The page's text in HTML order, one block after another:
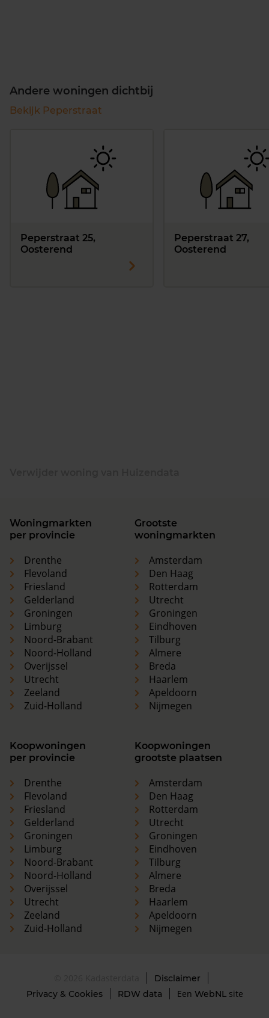
Andere woningen dichtbij
Bekijk Peperstraat
Peperstraat 25,
Oosterend
Peperstraat 27,
Oosterend
Woningmarkten
per provincie
Drenthe
Flevoland
Friesland
Gelderland
Groningen
Limburg
Noord-Brabant
Noord-Holland
Overijssel
Utrecht
Zeeland
Zuid-Holland
Grootste
woningmarkten
Amsterdam
Den Haag
Rotterdam
Utrecht
Groningen
Eindhoven
Tilburg
Almere
Breda
Haarlem
Apeldoorn
Nijmegen
Koopwoningen
per provincie
Drenthe
Flevoland
Friesland
Gelderland
Groningen
Limburg
Noord-Brabant
Noord-Holland
Overijssel
Utrecht
Zeeland
Zuid-Holland
Koopwoningen
grootste plaatsen
Amsterdam
Den Haag
Rotterdam
Utrecht
Groningen
Eindhoven
Tilburg
Almere
Breda
Haarlem
Apeldoorn
Nijmegen
Disclaimer
Privacy & Cookies
RDW data Een WebNLsite